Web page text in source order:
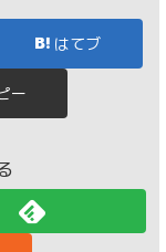
はてブ
ー